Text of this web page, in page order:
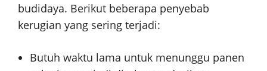
budidaya. Berikut beberapa penyebab
kerugian yang sering terjadi:
Butuh waktu lama untuk menunggu panen